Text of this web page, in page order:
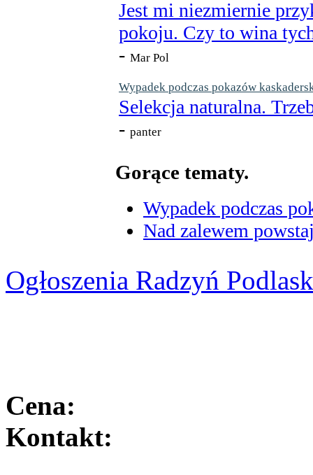
Jest mi niezmiernie
pokoju. Czy to wina
- Mar Pol
Wypadek podczas pokazów
Selekcja naturalna.
- panter
Gorące tematy.
Wypadek podczas
Nad zalewem
Ogłoszenia Radzyń
Cena:
Kontakt: